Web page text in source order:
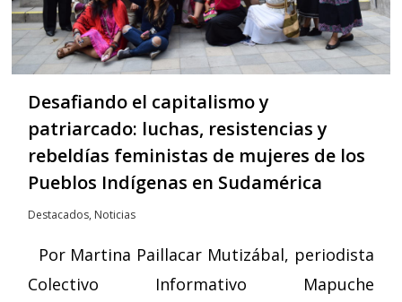
Desafiando el capitalismo y
patriarcado: luchas, resistencias y
rebeldías feministas de mujeres de los
Pueblos Indígenas en Sudamérica
Destacados, Noticias
Por Martina Paillacar Mutizábal, periodista
Colectivo Informativo Mapuche